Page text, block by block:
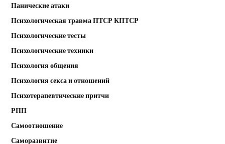
Панические атаки
Психологическая травма ПТСР КПТСР
Психологические тесты
Психологические техники
Психология общения
Психология секса и отношений
Психотерапевтические притчи
РПП
Самоотношение
Саморазвитие